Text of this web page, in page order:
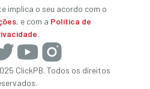
implica o seu acordo com o
, e com a Política de
.
ClickPB. Todos os direitos